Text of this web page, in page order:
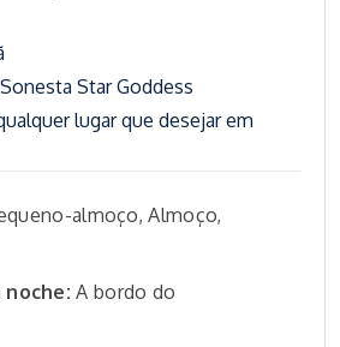
Star Goddess
lugar que desejar em
almoço, Almoço,
A bordo do